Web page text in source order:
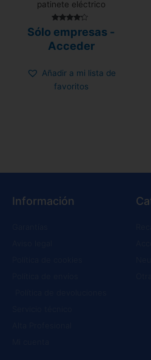
patinete eléctrico
con
de 5
Sólo empresas -
Acceder
Añadir a mi lista de
favoritos
Información